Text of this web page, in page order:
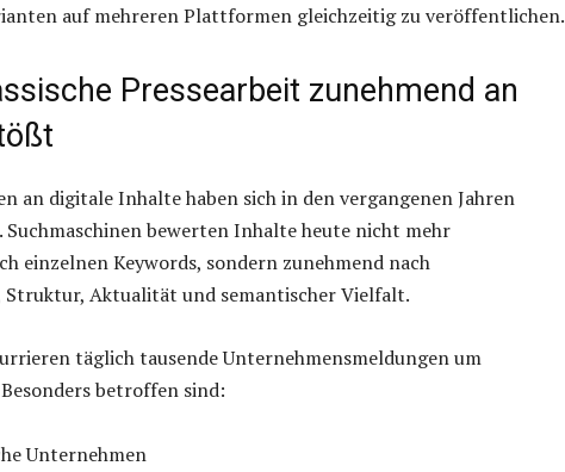
auf mehreren Plattformen gleichzeitig zu veröffentlichen.
Pressearbeit zunehmend an
an digitale Inhalte haben sich in den vergangenen Jahren
Suchmaschinen bewerten Inhalte heute nicht mehr
einzelnen Keywords, sondern zunehmend nach
Struktur, Aktualität und semantischer Vielfalt.
täglich tausende Unternehmensmeldungen um
betroffen sind:
Unternehmen